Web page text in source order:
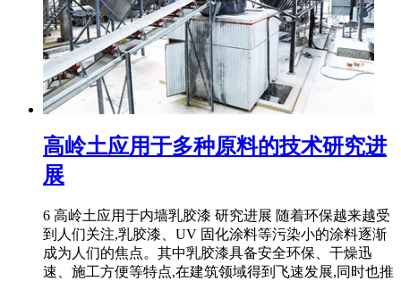
高岭土应用于多种原料的技术研究进
展
6 高岭土应用于内墙乳胶漆 研究进展 随着环保越来越受
到人们关注,乳胶漆、UV 固化涂料等污染小的涂料逐渐
成为人们的焦点。其中乳胶漆具备安全环保、干燥迅
速、施工方便等特点,在建筑领域得到飞速发展,同时也推